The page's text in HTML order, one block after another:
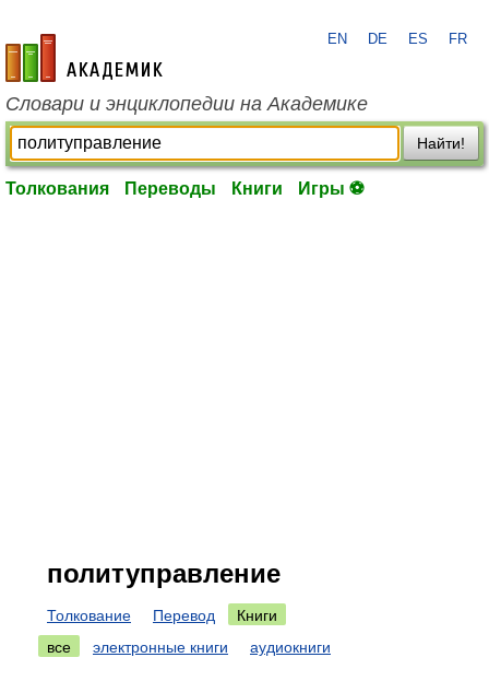
academic.ru
EN DE ES FR
Словари и энциклопедии на Академике
Найти!
Толкования Переводы Книги Игры ⚽
политуправление
Толкование Перевод
Книги
все
электронные книги аудиокниги